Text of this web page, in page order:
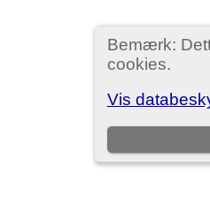
Bemærk:
cookies.
Vis